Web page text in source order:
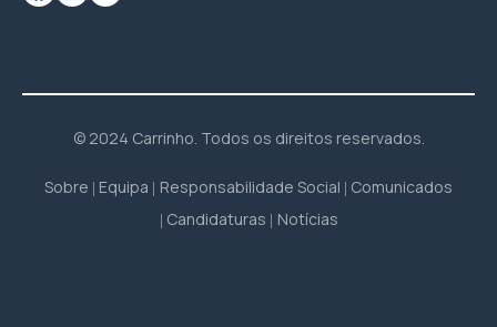
© 2024 Carrinho. Todos os direitos reservados.
Sobre Equipa Responsabilidade Social Comunicados
Candidaturas
Notícias